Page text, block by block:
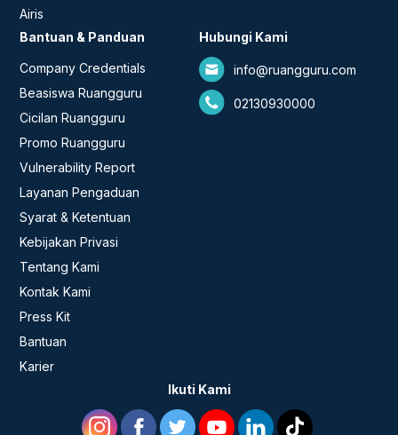
Airis
Bantuan & Panduan
Company Credentials
Beasiswa Ruangguru
Cicilan Ruangguru
Promo Ruangguru
Vulnerability Report
Layanan Pengaduan
Syarat & Ketentuan
Kebijakan Privasi
Tentang Kami
Kontak Kami
Press Kit
Bantuan
Karier
Hubungi Kami
info@ruangguru.com
02130930000
Ikuti Kami